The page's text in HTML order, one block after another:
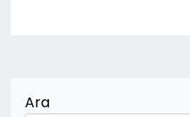
Ara